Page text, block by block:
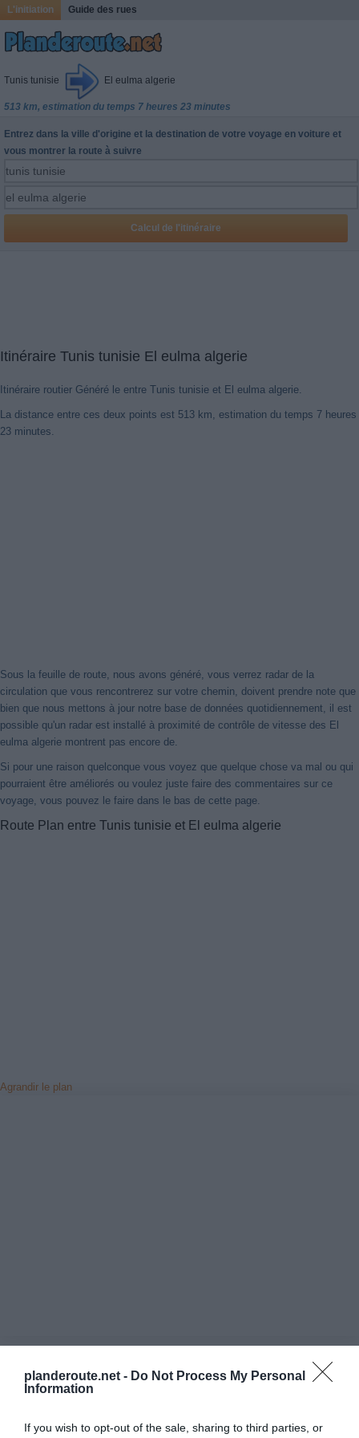
planderoute.net - Do Not Process My Personal
Information
If you wish to opt-out of the sale, sharing to third parties, or
L'initiation Guide des rues
Tunis tunisie El eulma algerie
513 km, estimation du temps 7 heures 23 minutes
Entrez dans la ville d'origine et la destination de votre voyage en voiture et
vous montrer la route à suivre
Itinéraire Tunis tunisie El eulma algerie
Itinéraire routier Généré le entre Tunis tunisie et El eulma algerie.
La distance entre ces deux points est 513 km, estimation du temps 7 heures
23 minutes.
Sous la feuille de route, nous avons généré, vous verrez radar de la
circulation que vous rencontrerez sur votre chemin, doivent prendre note que
bien que nous mettons à jour notre base de données quotidiennement, il est
possible qu'un radar est installé à proximité de contrôle de vitesse des El
eulma algerie montrent pas encore de.
Si pour une raison quelconque vous voyez que quelque chose va mal ou qui
pourraient être améliorés ou voulez juste faire des commentaires sur ce
voyage, vous pouvez le faire dans le bas de cette page.
Route Plan entre Tunis tunisie et El eulma algerie
Agrandir le plan
Vérifiez la météo dans votre voyage
Places à proximité de votre itinéraire (moins de 30)